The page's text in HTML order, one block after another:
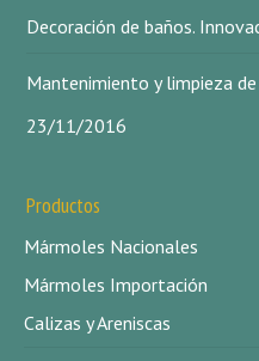
Decoración de baños.
Mantenimiento y limpieza
23/11/2016
Productos
Mármoles Nacionales
Mármoles Importación
Calizas y Areniscas